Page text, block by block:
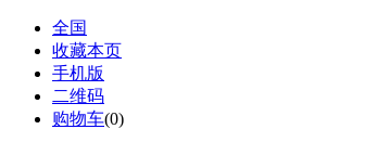
全国
收藏本页
手机版
二维码
购物车(0)